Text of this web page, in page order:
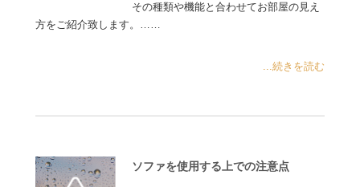
その種類や機能と合わせてお部屋の見え
方をご紹介致します。……
...続きを読む
ソファを使用する上での注意点